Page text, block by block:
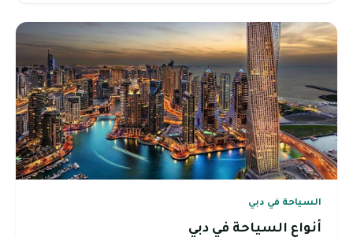
السياحة في دبي
أنواع السياحة في دبي